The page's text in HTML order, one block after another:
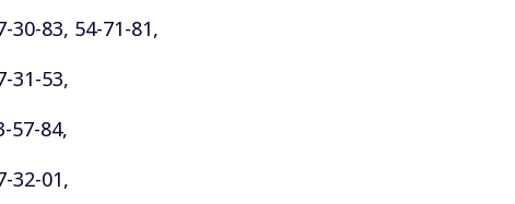
83, 54-71-81,
31-53,
84,
32-01,